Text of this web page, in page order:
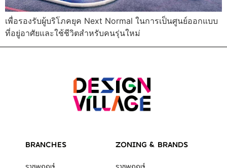
เพื่อรองรับผู้บริโภคยุค Next Normal ในการเป็นศูนย์ออกแบบ
ที่อยู่อาศัยและใช้ชีวิตสำหรับคนรุ่นใหม่
BRANCHES ZONING & BRANDS